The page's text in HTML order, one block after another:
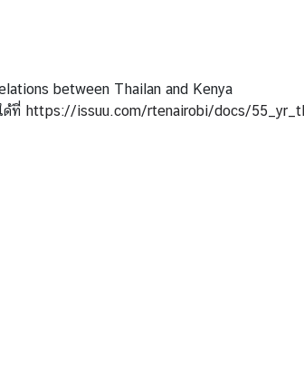
between Thailan and Kenya
ด้ที่ https://issuu.com/rtenairobi/docs/